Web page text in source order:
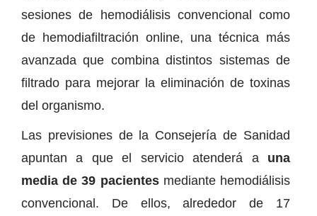
sesiones de hemodiálisis convencional como
de hemodiafiltración online, una técnica más
avanzada que combina distintos sistemas de
filtrado para mejorar la eliminación de toxinas
del organismo.
Las previsiones de la Consejería de Sanidad
apuntan a que el servicio atenderá a una
media de 39 pacientesmediante hemodiálisis
convencional. De ellos, alrededor de 17